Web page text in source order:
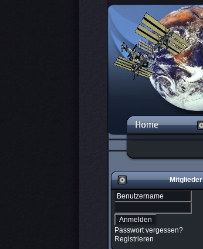
Mitglieder
Passwort vergessen?
Registrieren